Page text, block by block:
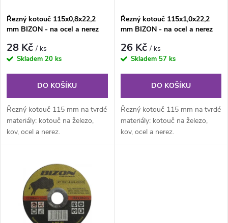
p
r
o
d
u
s
p
r
d
u
Řezný kotouč 115x0,8x22,2
mm BIZON - na ocel a nerez
28 Kč/ ks
Skladem 20 ks
DO KOŠÍKU
Řezný kotouč 115 mm na tvrdé
materiály: kotouč na železo,
kov, ocel a nerez.
Řezný kotouč 115x1,0x22,2
mm BIZON - na ocel a nerez
26 Kč/ ks
Skladem 57 ks
DO KOŠÍKU
Řezný kotouč 115 mm na tvrdé
materiály: kotouč na železo,
kov, ocel a nerez.